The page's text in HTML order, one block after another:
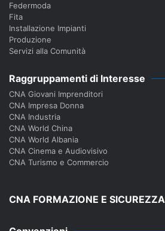
Federmoda
Fita
Installazione Impianti
Produzione
Servizi alla Comunità
Raggruppamenti di Interesse
CNA Giovani Imprenditori
CNA Impresa Donna
CNA Industria
CNA World China
CNA World Albania
CNA Cinema e Audiovisivo
CNA Turismo e Commercio
CNA FORMAZIONE E SICUREZZA